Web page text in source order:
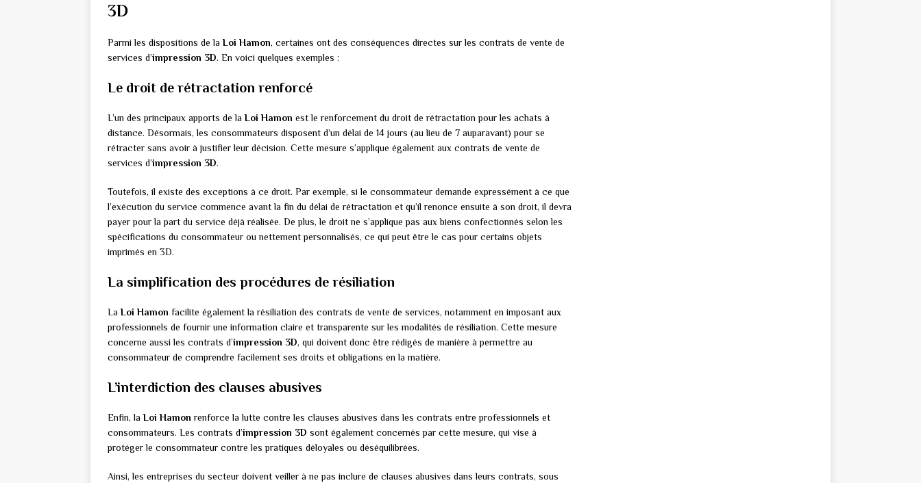
3D
Parmi les dispositions de laLoi Hamon, certaines ont des conséquences directes sur les contrats de vente de
services d’impression 3D. En voici quelques exemples :
Le droit de rétractation renforcé
L’un des principaux apports de laLoi Hamon est le renforcement du droit de rétractation pour les achats à
distance. Désormais, les consommateurs disposent d’un délai de 14 jours (au lieu de 7 auparavant) pour se
rétracter sans avoir à justifier leur décision. Cette mesure s’applique également aux contrats de vente de
services d’impression 3D.
Toutefois, il existe des exceptions à ce droit. Par exemple, si le consommateur demande expressément à ce que
l’exécution du service commence avant la fin du délai de rétractation et qu’il renonce ensuite à son droit, il devra
payer pour la part du service déjà réalisée. De plus, le droit ne s’applique pas aux biens confectionnés selon les
spécifications du consommateur ou nettement personnalisés, ce qui peut être le cas pour certains objets
imprimés en 3D.
La simplification des procédures de résiliation
LaLoi Hamon facilite également la résiliation des contrats de vente de services, notamment en imposant aux
professionnels de fournir une information claire et transparente sur les modalités de résiliation. Cette mesure
concerne aussi les contrats d’impression 3D, qui doivent donc être rédigés de manière à permettre au
consommateur de comprendre facilement ses droits et obligations en la matière.
L’interdiction des clauses abusives
Enfin, laLoi Hamon renforce la lutte contre les clauses abusives dans les contrats entre professionnels et
consommateurs. Les contrats d’impression 3D sont également concernés par cette mesure, qui vise à
protéger le consommateur contre les pratiques déloyales ou déséquilibrées.
Ainsi, les entreprises du secteur doivent veiller à ne pas inclure de clauses abusives dans leurs contrats, sous